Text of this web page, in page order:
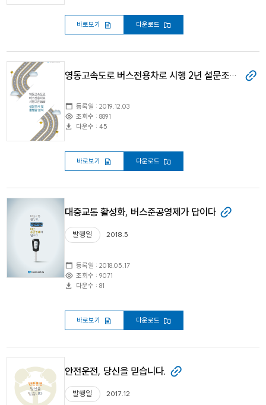
바로보기 다운로드
영동고속도로 버스전용차로 시행 2년 설문조사 및 통행량 분석
등록일 : 2019.12.03
조회수 : 8891
다운수 : 45
바로보기 다운로드
대중교통 활성화, 버스준공영제가 답이다
발행일 2018.5
등록일 : 2018.05.17
조회수 : 9071
다운수 : 81
바로보기 다운로드
안전운전, 당신을 믿습니다.
발행일 2017.12